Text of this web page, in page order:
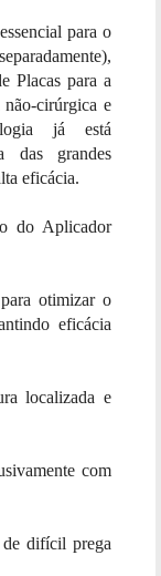
para o
Placas para a
cirúrgica e
já está
das grandes
eficácia.
do Aplicador
otimizar o
eficácia
localizada e
com
difícil prega